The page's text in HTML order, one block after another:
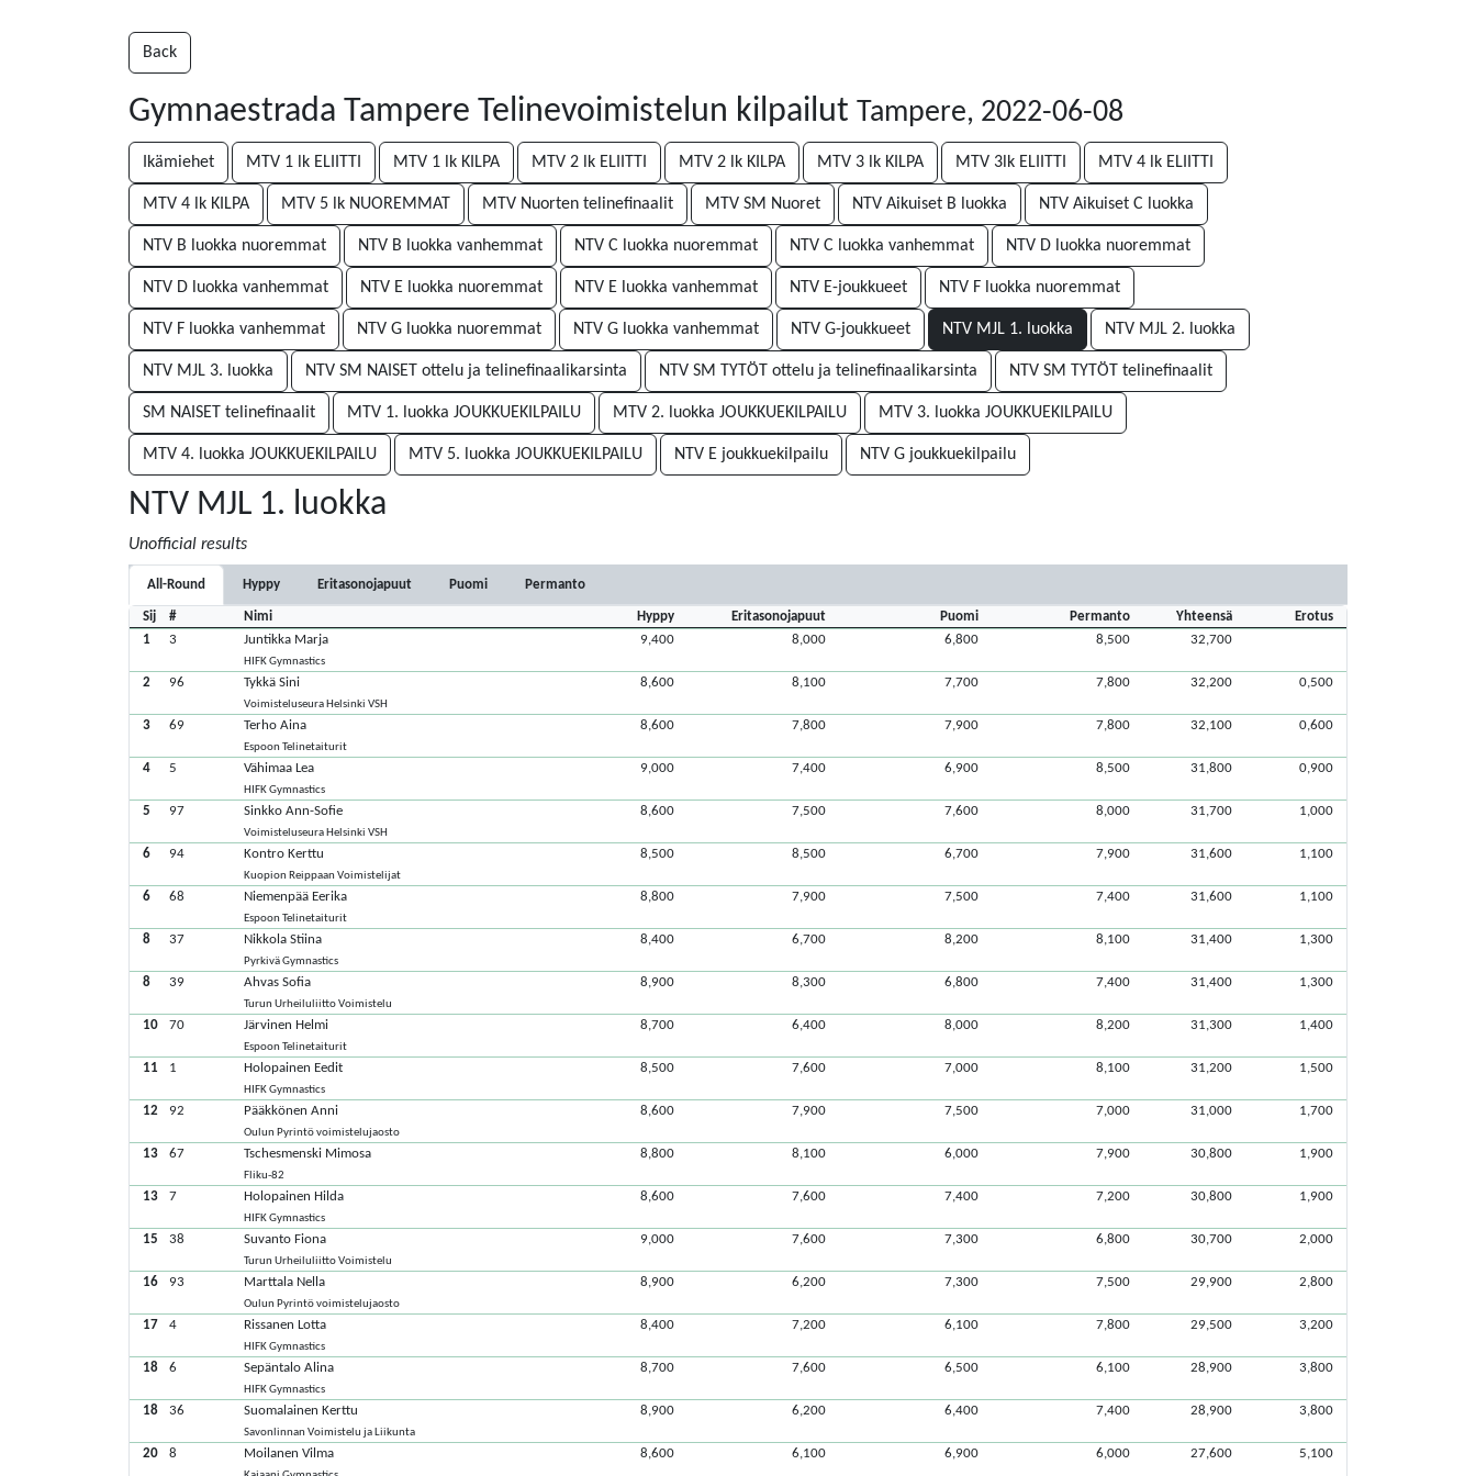
Back
Gymnaestrada Tampere Telinevoimistelun kilpailut Tampere, 2022-06-08
Ikämiehet MTV 1 lk ELIITTI MTV 1 lk KILPA MTV 2 lk ELIITTI MTV 2 lk KILPA MTV 3 lk KILPA MTV 3lk ELIITTI MTV 4 lk ELIITTI
MTV 4 lk KILPA MTV 5 lk NUOREMMAT MTV Nuorten telinefinaalit MTV SM Nuoret NTV Aikuiset B luokka NTV Aikuiset C luokka
NTV B luokka nuoremmat NTV B luokka vanhemmat NTV C luokka nuoremmat NTV C luokka vanhemmat NTV D luokka nuoremmat
NTV D luokka vanhemmat NTV E luokka nuoremmat NTV E luokka vanhemmat NTV E-joukkueet NTV F luokka nuoremmat
NTV F luokka vanhemmat NTV G luokka nuoremmat NTV G luokka vanhemmat NTV G-joukkueet NTV MJL 1. luokka NTV MJL 2. luokka
NTV MJL 3. luokka NTV SM NAISET ottelu ja telinefinaalikarsinta NTV SM TYTÖT ottelu ja telinefinaalikarsinta NTV SM TYTÖT telinefinaalit
SM NAISET telinefinaalit MTV 1. luokka JOUKKUEKILPAILU MTV 2. luokka JOUKKUEKILPAILU MTV 3. luokka JOUKKUEKILPAILU
MTV 4. luokka JOUKKUEKILPAILU MTV 5. luokka JOUKKUEKILPAILU NTV E joukkuekilpailu NTV G joukkuekilpailu
NTV MJL 1. luokka
Unofficial results
All-Round Hyppy Eritasonojapuut Puomi Permanto
Sij # Nimi Hyppy Eritasonojapuut Puomi Permanto Yhteensä
Erotus
1
3 Juntikka Marja
HIFK Gymnastics
9,400 8,000 6,800 8,500 32,700
2 96 Tykkä Sini
Voimisteluseura Helsinki VSH
8,600 8,100 7,700 7,800 32,200 0,500
3 69 Terho Aina
Espoon Telinetaiturit
8,600 7,800 7,900 7,800 32,100 0,600
4 5 Vähimaa Lea
HIFK Gymnastics
9,000 7,400 6,900 8,500 31,800 0,900
5 97 Sinkko Ann-Sofie
Voimisteluseura Helsinki VSH
8,600 7,500 7,600 8,000 31,700 1,000
6 94 Kontro Kerttu
Kuopion Reippaan Voimistelijat
8,500 8,500 6,700 7,900 31,600 1,100
6 68 Niemenpää Eerika
Espoon Telinetaiturit
8,800 7,900 7,500 7,400 31,600 1,100
8 37 Nikkola Stiina
Pyrkivä Gymnastics
8,400 6,700 8,200 8,100 31,400 1,300
8 39 Ahvas Sofia
Turun Urheiluliitto Voimistelu
8,900 8,300 6,800 7,400 31,400 1,300
10 70 Järvinen Helmi
Espoon Telinetaiturit
8,700 6,400 8,000 8,200 31,300 1,400
11 1 Holopainen Eedit
HIFK Gymnastics
8,500 7,600 7,000 8,100 31,200 1,500
12 92 Pääkkönen Anni
Oulun Pyrintö voimistelujaosto
8,600 7,900 7,500 7,000 31,000 1,700
13 67 Tschesmenski Mimosa
Fliku-82
8,800 8,100 6,000 7,900 30,800 1,900
13 7 Holopainen Hilda
HIFK Gymnastics
8,600 7,600 7,400 7,200 30,800 1,900
15 38 Suvanto Fiona
Turun Urheiluliitto Voimistelu
9,000 7,600 7,300 6,800 30,700 2,000
16 93 Marttala Nella
Oulun Pyrintö voimistelujaosto
8,900 6,200 7,300 7,500 29,900 2,800
17 4 Rissanen Lotta
HIFK Gymnastics
8,400 7,200 6,100 7,800 29,500 3,200
18 6 Sepäntalo Alina
HIFK Gymnastics
8,700 7,600 6,500 6,100 28,900 3,800
18 36 Suomalainen Kerttu
Savonlinnan Voimistelu ja Liikunta
8,900 6,200 6,400 7,400 28,900 3,800
20 8 Moilanen Vilma 8,600 6,100 6,900 6,000 27,600 5,100